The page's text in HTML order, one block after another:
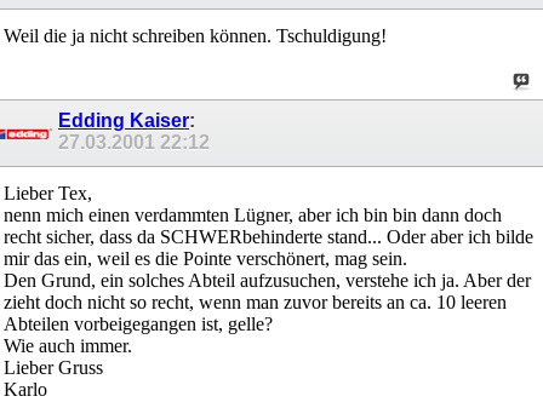
Weil die ja nicht schreiben können. Tschuldigung!
Edding Kaiser:
27.03.2001 22:12
Lieber Tex,
nenn mich einen verdammten Lügner, aber ich bin bin dann doch
recht sicher, dass da SCHWERbehinderte stand... Oder aber ich bilde
mir das ein, weil es die Pointe verschönert, mag sein.
Den Grund, ein solches Abteil aufzusuchen, verstehe ich ja. Aber der
zieht doch nicht so recht, wenn man zuvor bereits an ca. 10 leeren
Abteilen vorbeigegangen ist, gelle?
Wie auch immer.
Lieber Gruss
Karlo